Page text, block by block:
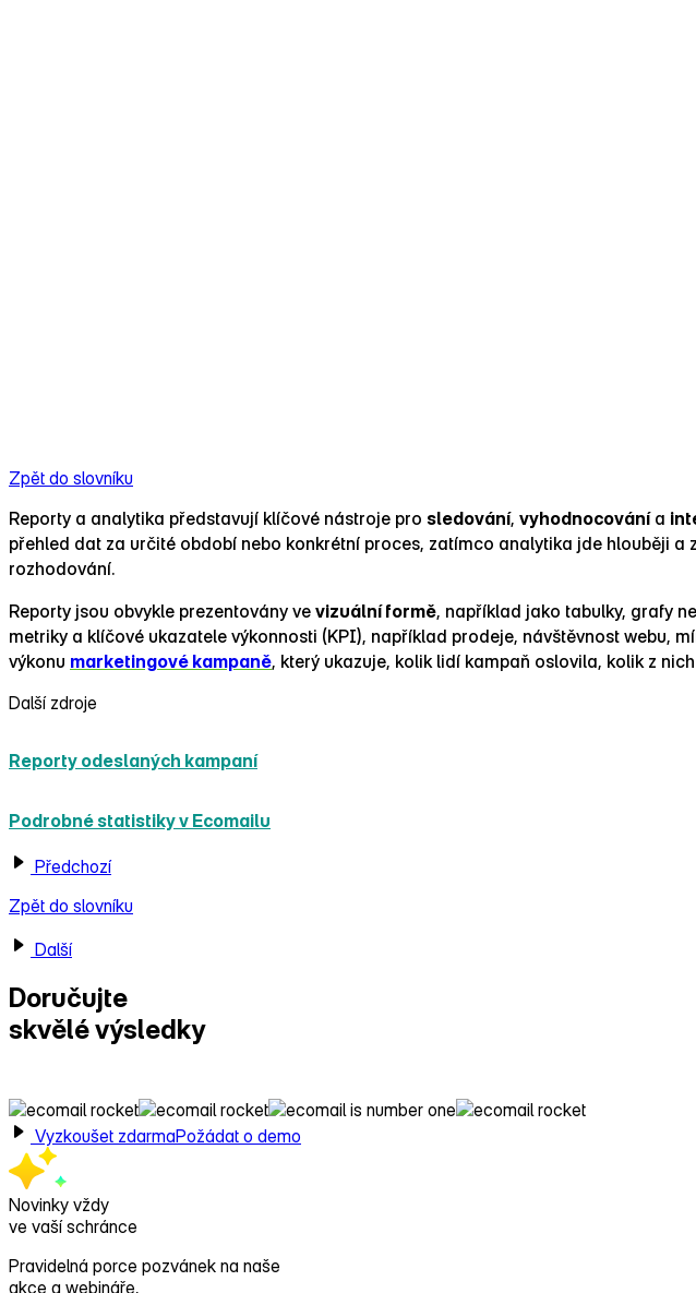
Zpět do slovníku
Reporty a analytika představují klíčové nástroje pro sledování, vyhodnocovánía
přehled dat za určité období nebo konkrétní proces, zatímco analytika jde hlouběji
rozhodování.
Reporty jsou obvykle prezentovány ve vizuální formě, například jako tabulky, grafy
metriky a klíčové ukazatele výkonnosti (KPI), například prodeje, návštěvnost webu,
výkonu marketingové kampaně, který ukazuje, kolik lidí kampaň oslovila, kolik z
Další zdroje
Reporty odeslaných kampaní
Podrobné statistiky v Ecomailu
Předchozí
Zpět do slovníku
Další
Doručujte
skvělé výsledky
Vyzkoušet zdarmaPožádat o demo
Novinky vždy
ve vaší schránce
Pravidelná porce pozvánek na naše
akce a webináře,